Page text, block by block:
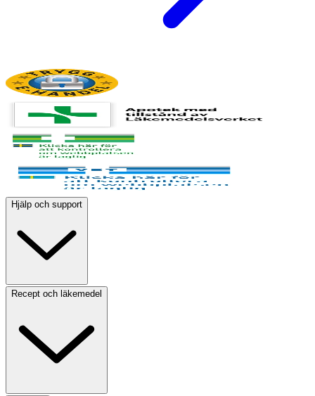
Hjälp och support
Recept och läkemedel